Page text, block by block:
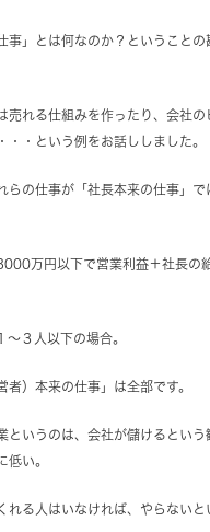
事」とは何なのか？ということの
売れる仕組みを作ったり、会社の
・・という例をお話ししました。
らの仕事が「社長本来の仕事」で
万円以下で営業利益＋社長の
〜３人以下の場合。
者）本来の仕事」は全部です。
というのは、会社が儲けるという
低い。
れる人はいなければ、やらないと